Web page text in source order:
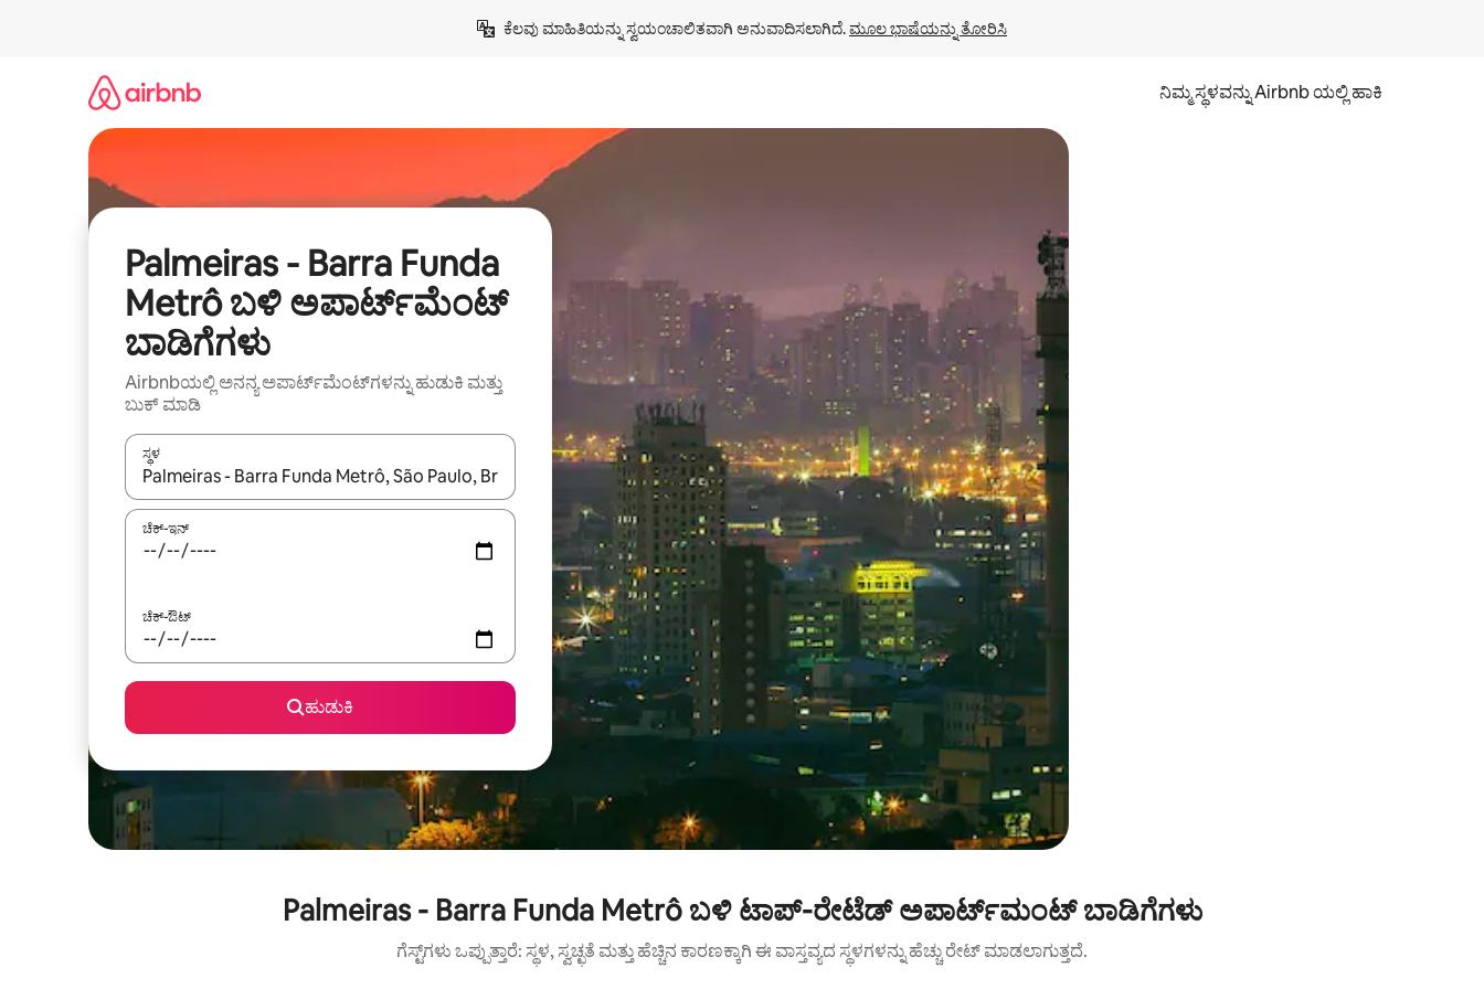
ಕೆಲವು ಮಾಹಿತಿಯನ್ನು ಸ್ವಯಂಚಾಲಿತವಾಗಿ ಅನುವಾದಿಸಲಾಗಿದೆ. ಮೂಲ ಭಾಷೆಯನ್ನು ತೋರಿಸಿ
ನಿಮ್ಮ ಸ್ಥಳವನ್ನು Airbnb ಯಲ್ಲಿ ಹಾಕಿ
Palmeiras - Barra Funda
Metrô ಬಳಿ ಅಪಾರ್ಟ್‌ಮೆಂಟ್
ಬಾಡಿಗೆಗಳು
Airbnbಯಲ್ಲಿ ಅನನ್ಯ ಅಪಾರ್ಟ್‌ಮೆಂಟ್‌ಗಳನ್ನು ಹುಡುಕಿ ಮತ್ತು
ಬುಕ್ ಮಾಡಿ
ಸ್ಥಳ
ಫಲಿತಾಂಶಗಳು ಲಭ್ಯವಿರುವಾಗ, ಅಪ್ ಮತ್ತು ಡೌನ್ ಬಾಣದ ಕೀಲಿಗಳೊಂದಿಗೆ ನ್ಯಾವಿಗೇಟ್ ಮಾಡಿ ಅಥವಾ ಸ್ಪರ್ಶ ಅಥವಾ ಸ್ವೈಪ್ ಗೆಸ್ಚರ್‌ಗಳ ಮೂಲಕ ಅನ್ವೇಷಿಸಿ.
ಚೆಕ್-ಇನ್
ಚೆಕ್-ಔಟ್
ಹುಡುಕಿ
Palmeiras - Barra Funda Metrô ಬಳಿ ಟಾಪ್-ರೇಟೆಡ್ ಅಪಾರ್ಟ್‌ಮಂಟ್ ಬಾಡಿಗೆಗಳು
ಗೆಸ್ಟ್‌ಗಳು ಒಪ್ಪುತ್ತಾರೆ: ಸ್ಥಳ, ಸ್ವಚ್ಛತೆ ಮತ್ತು ಹೆಚ್ಚಿನ ಕಾರಣಕ್ಕಾಗಿ ಈ ವಾಸ್ತವ್ಯದ ಸ್ಥಳಗಳನ್ನು ಹೆಚ್ಚು ರೇಟ್ ಮಾಡಲಾಗುತ್ತದೆ.